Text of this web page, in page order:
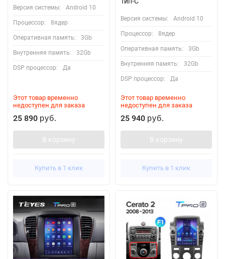
Версия системы: Android 10
Процессор: 8ядер
Оперативная память: 3Gb
Внутренняя память: 32Gb
DSP процессор: Да
Этот товар временно
недоступен для заказа
25 890 руб.
В корзину
Купить в 1 клик
Версия системы: Android 10
Процессор: 8ядер
Оперативная память: 3Gb
Внутренняя память: 32Gb
DSP процессор: Да
Этот товар временно
недоступен для заказа
25 940 руб.
В корзину
Купить в 1 клик